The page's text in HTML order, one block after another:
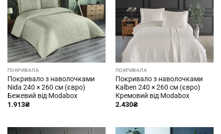
ПОКРИВАЛА
Покривало з наволочками
Nida 240 × 260 см (євро)
Бежевий від Modabox
1.913₴
ПОКРИВАЛА
Покривало з наволочками
Kalben 240 × 260 см (євро)
Кремовий від Modabox
2.430₴